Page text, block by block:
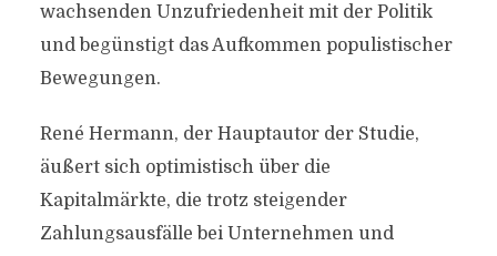
wachsenden Unzufriedenheit mit der Politik
und begünstigt das Aufkommen populistischer
Bewegungen.
René Hermann, der Hauptautor der Studie,
äußert sich optimistisch über die
Kapitalmärkte, die trotz steigender
Zahlungsausfälle bei Unternehmen und